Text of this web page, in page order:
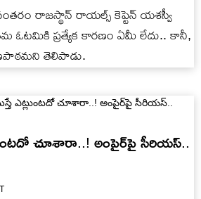
రాజస్థాన్ రాయల్స్ కెప్టెన్ యశస్వీ
ఓటమికి ప్రత్యేక కారణం ఏమీ లేదు.. కానీ,
తెలిపాడు.
చూశారా..! అంపైర్‌పై సీరియస్..